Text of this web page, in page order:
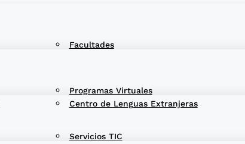
Facultades
Centro de Lenguas Extranjeras
Programas Virtuales
Servicios TIC